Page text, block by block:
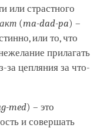
или страстного
(ma-dad-pa) –
или то, что
прилагать
за цепляния за что-
med) – это
и совершать